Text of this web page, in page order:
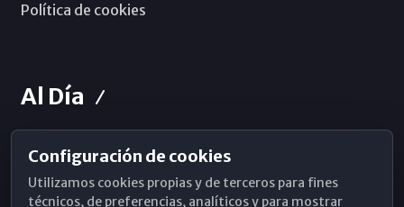
Política de cookies
Al Día
Horarios de Misa
Hemeroteca
Configuración de cookies
Utilizamos cookies propias y de terceros para fines
técnicos, de preferencias, analíticos y para mostrar